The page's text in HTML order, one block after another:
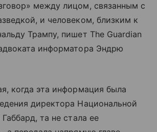
между лицом, связанным с
и человеком, близким к
Трампу, пишет The Guardian
информатора Эндрю
когда эта информация была
директора Национальной
та не стала ее